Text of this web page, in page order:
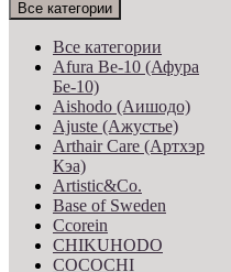
Все категории
Все категории
Afura Be-10 (Афура
Бе-10)
Aishodo (Аишодо)
Ajuste (Ажустье)
Arthair Care (Артхэр
Кэа)
Artistic&Co.
Base of Sweden
Ccorein
CHIKUHODO
COCOCHI